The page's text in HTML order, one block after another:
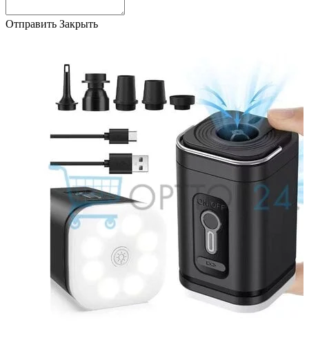
Отправить Закрыть